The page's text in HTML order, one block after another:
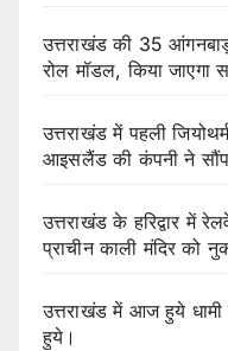
उत्तराखंड की 35
रोल मॉडल, किया जाएगा
उत्तराखंड में पहली
आइसलैंड की कंपनी ने
उत्तराखंड के हरिद्वार में
प्राचीन काली मंदिर को
उत्तराखंड में आज हुये
हुये।